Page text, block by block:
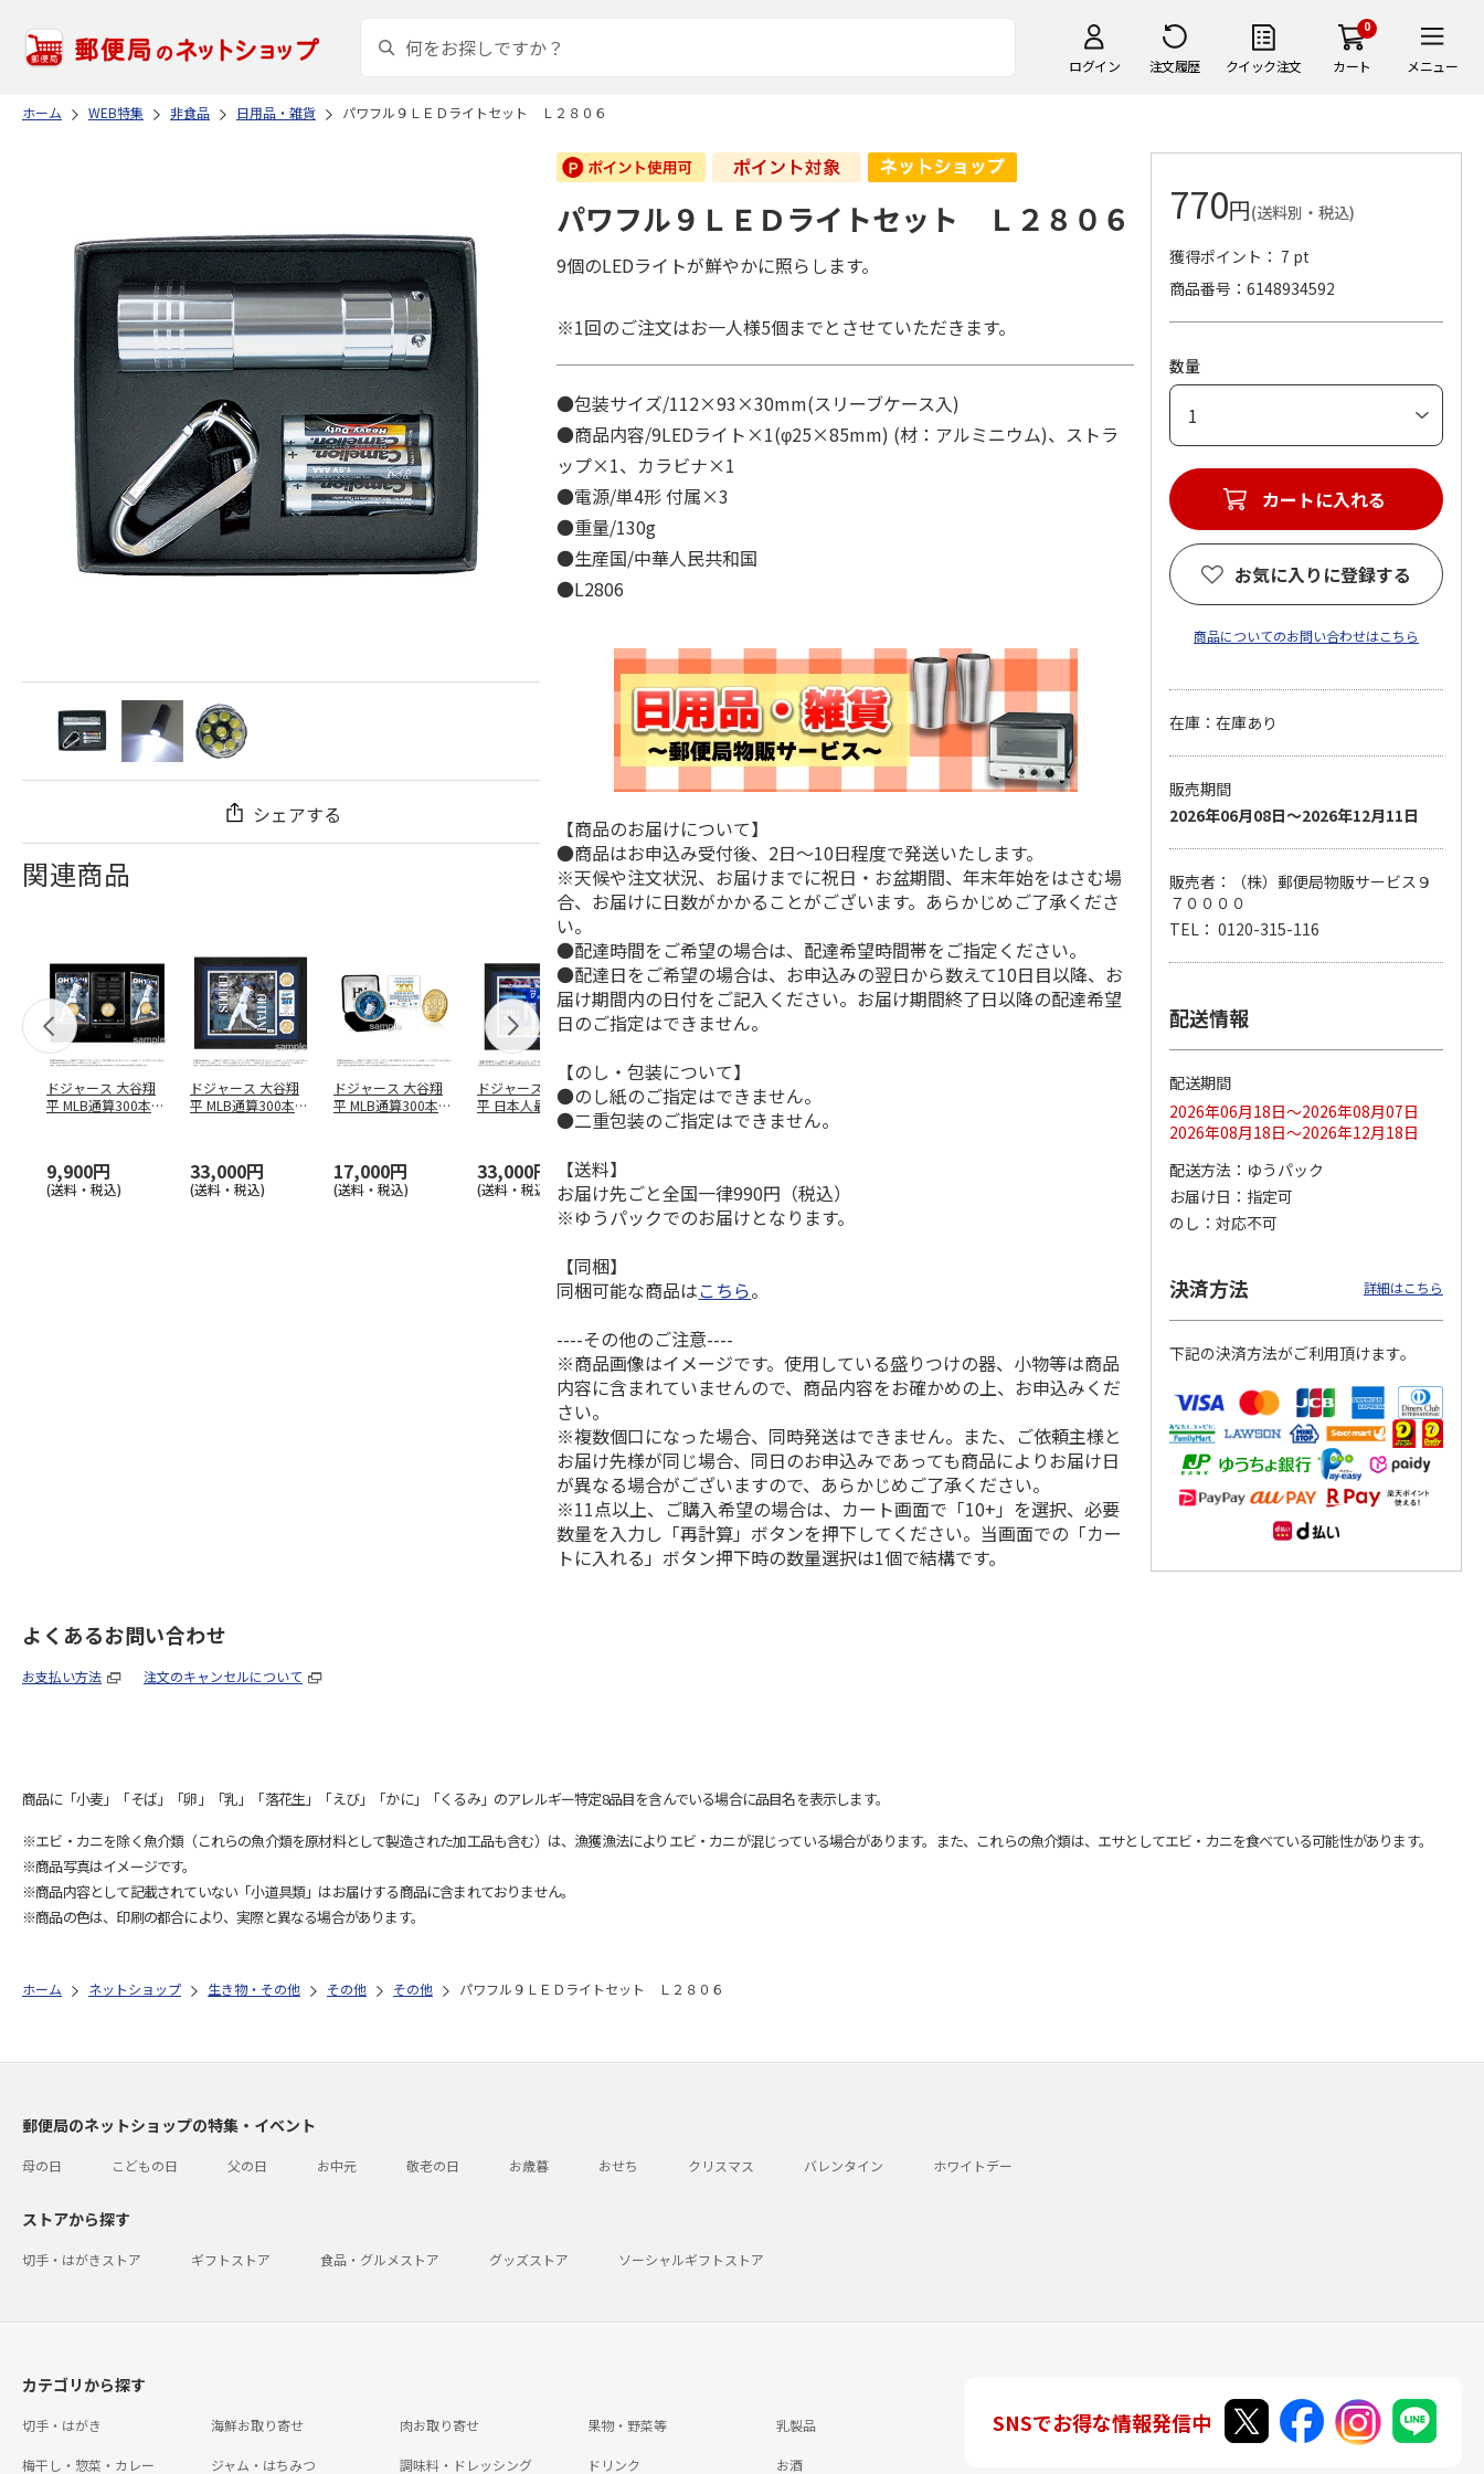
ログイン 注文履歴 クイック注文
0
カート メニュー
ホーム WEB特集 非食品 日用品・雑貨 パワフル９ＬＥＤライトセット Ｌ２８０６
シェアする
関連商品
ドジャース 大谷翔
平 MLB通算300本塁
9,900円
(送料・税込)
ドジャース 大谷翔
平 MLB通算300本塁
33,000円
(送料・税込)
ドジャース 大谷翔
平 MLB通算300本塁
17,000円
(送料・税込)
ドジャース 大谷翔
平 日本人最多53試
合連続出塁記念 ダ
33,000円
(送料・税込)
MLB ドジャース 大
谷翔平 2026 NL 3・
4月投手…
(送料・税込)
ドジャース 大谷翔
平 日本人最多53試
合連続出塁記念 コ
(送料・税込)
ドジャース 大谷翔
平 日本人最多53試
合連続出塁記念 シ
ル…
17,000円
(送料・税込)
谷翔平 2026 NL 3・
4月投手…
パワフル９ＬＥＤライトセット Ｌ２８０６
9個のLEDライトが鮮やかに照らします。
※1回のご注文はお一人様5個までとさせていただきます。
●包装サイズ/112×93×30mm(スリーブケース入)
●商品内容/9LEDライト×1(φ25×85mm) (材：アルミニウム)、ストラ
ップ×1、カラビナ×1
●電源/単4形 付属×3
●重量/130g
●生産国/中華人民共和国
●L2806
【商品のお届けについて】
●商品はお申込み受付後、2日～10日程度で発送いたします。
※天候や注文状況、お届けまでに祝日・お盆期間、年末年始をはさむ場
合、お届けに日数がかかることがございます。あらかじめご了承くださ
い。
●配達時間をご希望の場合は、配達希望時間帯をご指定ください。
●配達日をご希望の場合は、お申込みの翌日から数えて10日目以降、お
届け期間内の日付をご記入ください。お届け期間終了日以降の配達希望
日のご指定はできません。
【のし・包装について】
●のし紙のご指定はできません。
●二重包装のご指定はできません。
【送料】
お届け先ごと全国一律990円（税込）
※ゆうパックでのお届けとなります。
【同梱】
同梱可能な商品はこちら。
----その他のご注意----
※商品画像はイメージです。使用している盛りつけの器、小物等は商品
内容に含まれていませんので、商品内容をお確かめの上、お申込みくだ
さい。
※複数個口になった場合、同時発送はできません。また、ご依頼主様と
お届け先様が同じ場合、同日のお申込みであっても商品によりお届け日
が異なる場合がございますので、あらかじめご了承ください。
※11点以上、ご購入希望の場合は、カート画面で「10+」を選択、必要
数量を入力し「再計算」ボタンを押下してください。当画面での「カー
トに入れる」ボタン押下時の数量選択は1個で結構です。
770円(送料別・税込)
獲得ポイント： 7 pt
商品番号
6148934592
数量
カートに入れる
お気に入りに登録する
商品についてのお問い合わせはこちら
在庫：在庫あり
販売期間
2026年06月08日～2026年12月11日
販売者：（株）郵便局物販サービス９
７００００
TEL： 0120-315-116
配送情報
配送期間
2026年06月18日～2026年08月07日
2026年08月18日～2026年12月18日
配送方法
ゆうパック
お届け日
指定可
のし
対応不可
決済方法 詳細はこちら
下記の決済方法がご利用頂けます。
よくあるお問い合わせ
お支払い方法 注文のキャンセルについて
商品に「小麦」「そば」「卵」「乳」「落花生」「えび」「かに」「くるみ」のアレルギー特定8品目を含んでいる場合に品目名を表示します。
※エビ・カニを除く魚介類（これらの魚介類を原材料として製造された加工品も含む）は、漁獲漁法によりエビ・カニが混じっている場合があります。また、これらの魚介類は、エサとしてエビ・カニを食べている可能性があります。
※商品写真はイメージです。
※商品内容として記載されていない「小道具類」はお届けする商品に含まれておりません。
※商品の色は、印刷の都合により、実際と異なる場合があります。
ホーム ネットショップ 生き物・その他 その他 その他 パワフル９ＬＥＤライトセット Ｌ２８０６
郵便局のネットショップの特集・イベント
母の日 こどもの日 父の日 お中元 敬老の日 お歳暮 おせち クリスマス バレンタイン ホワイトデー
ストアから探す
切手・はがきストア ギフトストア 食品・グルメストア グッズストア ソーシャルギフトストア
カテゴリから探す
切手・はがき 海鮮お取り寄せ 肉お取り寄せ 果物・野菜等 乳製品
梅干し・惣菜・カレー ジャム・はちみつ 調味料・ドレッシング ドリンク お酒
SNSでお得な情報発信中